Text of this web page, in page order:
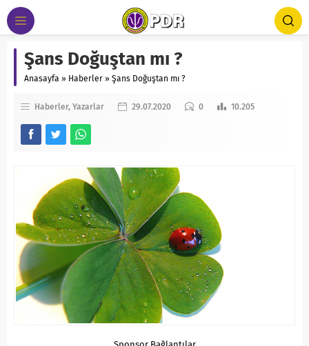
Şans Doğuştan mı ?
Anasayfa » Haberler » Şans Doğuştan mı ?
Haberler Yazarlar 29.07.2020 0 10.205